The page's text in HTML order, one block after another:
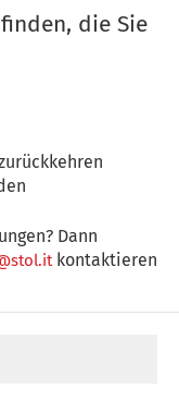
die Sie
Dann
kontaktieren